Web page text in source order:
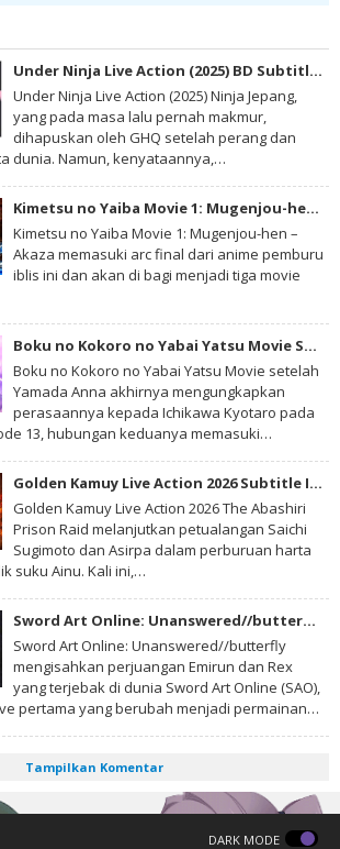
Indonesia
Under Ninja Live Action (2025) BD Subtitle Indonesia
Under Ninja Live Action (2025) Ninja Jepang,
yang pada masa lalu pernah makmur,
dihapuskan oleh GHQ setelah perang dan
dunia. Namun, kenyataannya,…
Kimetsu no Yaiba Movie 1: Mugenjou-hen – Akaza Sairai BD Subtitle Indonesia
Kimetsu no Yaiba Movie 1: Mugenjou-hen –
Akaza memasuki arc final dari anime pemburu
iblis ini dan akan di bagi menjadi tiga movie
Boku no Kokoro no Yabai Yatsu Movie Subtitle Indonesia
Boku no Kokoro no Yabai Yatsu Movie setelah
Yamada Anna akhirnya mengungkapkan
perasaannya kepada Ichikawa Kyotaro pada
13, hubungan keduanya memasuki…
Golden Kamuy Live Action 2026 Subtitle Indonesia
Golden Kamuy Live Action 2026 The Abashiri
Prison Raid melanjutkan petualangan Saichi
Sugimoto dan Asirpa dalam perburuan harta
suku Ainu. Kali ini,…
Sword Art Online: Unanswered//butterfly Subtitle Indonesia
Sword Art Online: Unanswered//butterfly
mengisahkan perjuangan Emirun dan Rex
yang terjebak di dunia Sword Art Online (SAO),
pertama yang berubah menjadi permainan…
Tampilkan Komentar
DARK MODE